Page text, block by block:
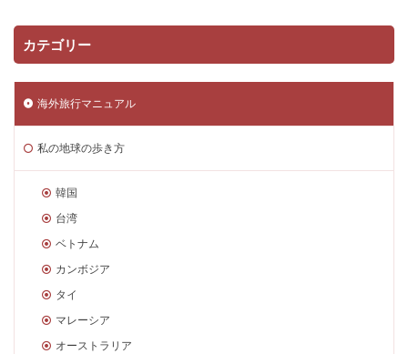
カテゴリー
海外旅行マニュアル
私の地球の歩き方
韓国
台湾
ベトナム
カンボジア
タイ
マレーシア
オーストラリア